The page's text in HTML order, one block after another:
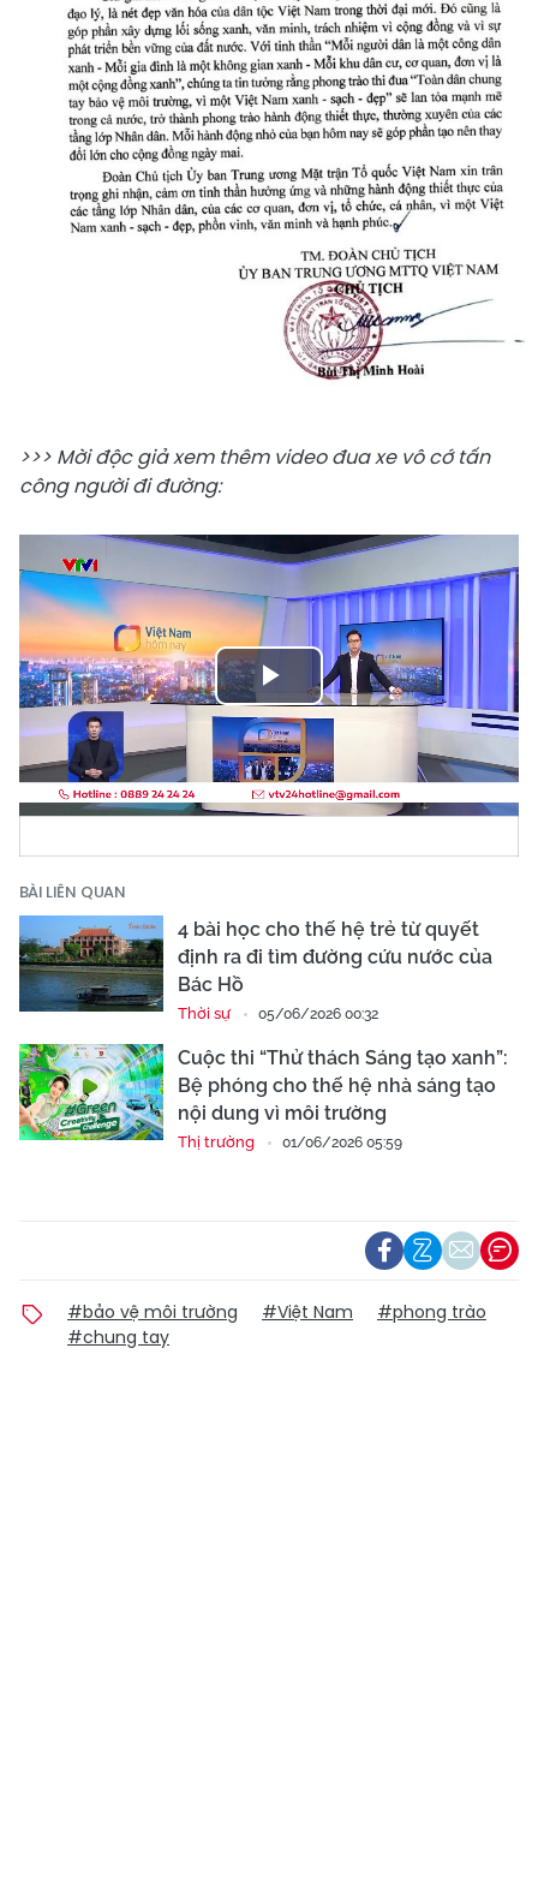
>>> Mời độc giả xem thêm video đua xe vô cớ tấn
công người đi đường:
Play
Video
BÀI LIÊN QUAN
4 bài học cho thế hệ trẻ từ quyết
định ra đi tìm đường cứu nước của
Bác Hồ
Thời sự 05/06/2026 00:32
Cuộc thi “Thử thách Sáng tạo xanh”:
Bệ phóng cho thế hệ nhà sáng tạo
nội dung vì môi trường
Thị trường 01/06/2026 05:59
#bảo vệ môi trường #Việt Nam
#phong trào
#chung tay